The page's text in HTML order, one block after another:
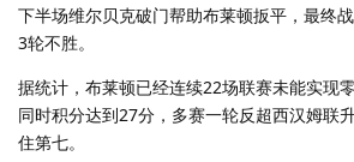
下半场维尔贝克破门帮助布莱顿扳平，最终
3轮不胜。
据统计，布莱顿已经连续22场联赛未能实现
同时积分达到27分，多赛一轮反超西汉姆联
住第七。